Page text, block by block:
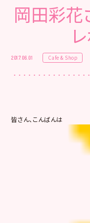
岡田彩花
2017.06.01 Cafe & Shop
皆さん、こんばんは